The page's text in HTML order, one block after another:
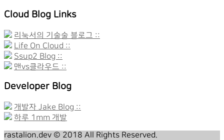
Cloud Blog Links
리눅서의 기술술 블로그 ::
Life On Cloud ::
Ssup2 Blog ::
맨vs클라우드 ::
Developer Blog
개발자 Jake Blog ::
하루 1mm 개발
rastalion.dev © 2018 All Rights Reserved.